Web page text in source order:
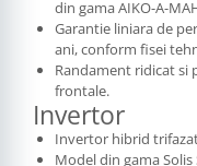
din gama AIKO-A-
Garantie liniara de
ani, conform fisei
Randament ridicat si
frontale.
Invertor
Invertor hibrid trifazat
Model din gama